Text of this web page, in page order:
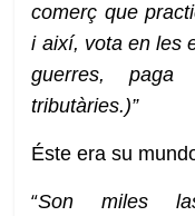
comerç que
i així, vota en les
guerres,
tributàries.)”
Éste era su
“Son miles